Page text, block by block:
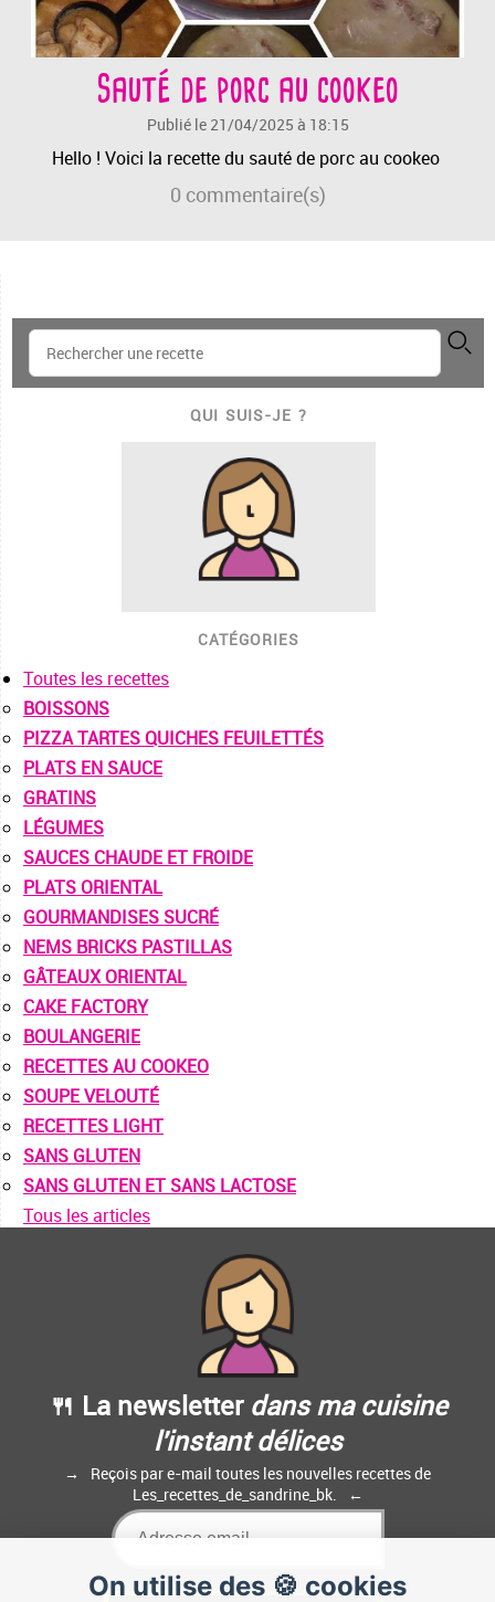
Sauté de porc au cookeo
Publié le 21/04/2025 à 18:15
Hello ! Voici la recette du sauté de porc au cookeo
0 commentaire(s)
QUI SUIS-JE ?
CATÉGORIES
Toutes les recettes
BOISSONS
PIZZA TARTES QUICHES FEUILETTÉS
PLATS EN SAUCE
GRATINS
LÉGUMES
SAUCES CHAUDE ET FROIDE
PLATS ORIENTAL
GOURMANDISES SUCRÉ
NEMS BRICKS PASTILLAS
GÂTEAUX ORIENTAL
CAKE FACTORY
BOULANGERIE
RECETTES AU COOKEO
SOUPE VELOUTÉ
RECETTES LIGHT
SANS GLUTEN
SANS GLUTEN ET SANS LACTOSE
Tous les articles
On utilise des 🍪 cookies
🍴 La newsletter dans ma cuisine
l'instant délices
Reçois par e-mail toutes les nouvelles recettes de
Les_recettes_de_sandrine_bk.